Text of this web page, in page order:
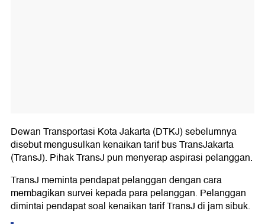
Dewan Transportasi Kota Jakarta (DTKJ) sebelumnya
disebut mengusulkan kenaikan tarif bus TransJakarta
(TransJ). Pihak TransJ pun menyerap aspirasi pelanggan.
TransJ meminta pendapat pelanggan dengan cara
membagikan survei kepada para pelanggan. Pelanggan
dimintai pendapat soal kenaikan tarif TransJ di jam sibuk.